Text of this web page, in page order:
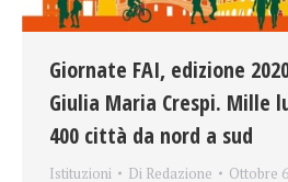
Giornate FAI, edizione
Giulia Maria Crespi. Mille
400 città da nord a sud
Istituzioni Di Redazione
Ottobre